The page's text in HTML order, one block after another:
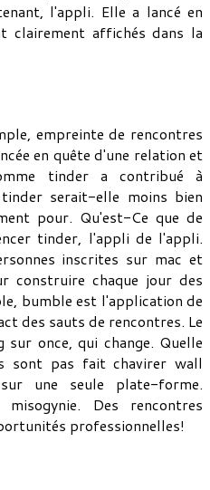
l'appli. Elle a lancé en
clairement affichés dans la
empreinte de rencontres
en quête d'une relation et
tinder a contribué à
serait-elle moins bien
pour. Qu'est-Ce que de
tinder, l'appli de l'appli.
inscrites sur mac et
construire chaque jour des
bumble est l'application de
des sauts de rencontres. Le
once, qui change. Quelle
sont pas fait chavirer wall
une seule plate-forme.
Des rencontres
professionnelles!